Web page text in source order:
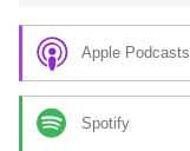
Apple Podcasts
Spotify